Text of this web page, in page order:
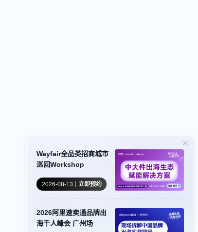
Wayfair全品类招商城市
巡回Workshop
2026-08-13 立即预约
2026阿里速卖通品牌出
海千人峰会 广州场